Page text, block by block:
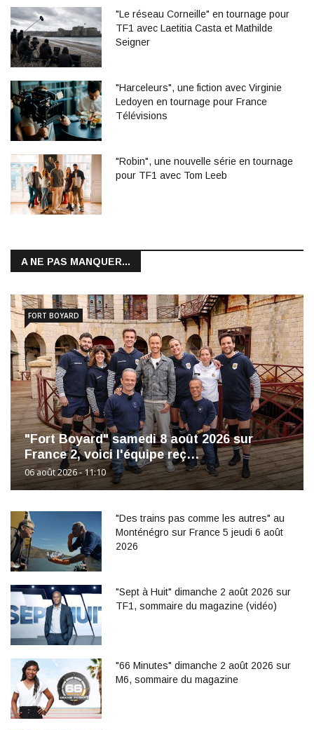
"Le réseau Corneille" en tournage pour
TF1 avec Laetitia Casta et Mathilde
Seigner
"Harceleurs", une fiction avec Virginie
Ledoyen en tournage pour France
Télévisions
"Robin", une nouvelle série en tournage
pour TF1 avec Tom Leeb
A NE PAS MANQUER...
"Fort Boyard" samedi 8 août 2026 sur
France 2, voici l'équipe reç…
06 août 2026 - 11:10
FORT BOYARD
"Des trains pas comme les autres" au
Monténégro sur France 5 jeudi 6 août
2026
"Sept à Huit" dimanche 2 août 2026 sur
TF1, sommaire du magazine (vidéo)
"66 Minutes" dimanche 2 août 2026 sur
M6, sommaire du magazine